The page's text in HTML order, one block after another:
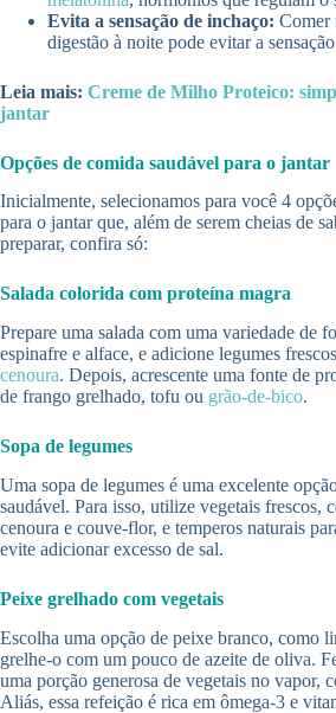
Evita a sensação de inchaço: Comer
digestão à noite pode evitar a
Leia mais: Creme de Milho Proteico:
jantar
Opções de comida saudável para o jantar
Inicialmente, selecionamos para você 4
para o jantar que, além de serem cheias de
preparar, confira só:
Salada colorida com proteína magra
Prepare uma salada com uma variedade de
espinafre e alface, e adicione legumes
cenoura. Depois, acrescente uma fonte de
de frango grelhado, tofu ou grão-de-bico.
Sopa de legumes
Uma sopa de legumes é uma excelente
saudável. Para isso, utilize vegetais frescos,
cenoura e couve-flor, e temperos naturais
evite adicionar excesso de sal.
Peixe grelhado com vegetais
Escolha uma opção de peixe branco, como
grelhe-o com um pouco de azeite de oliva.
uma porção generosa de vegetais no vapor,
Aliás, essa refeição é rica em ômega-3 e